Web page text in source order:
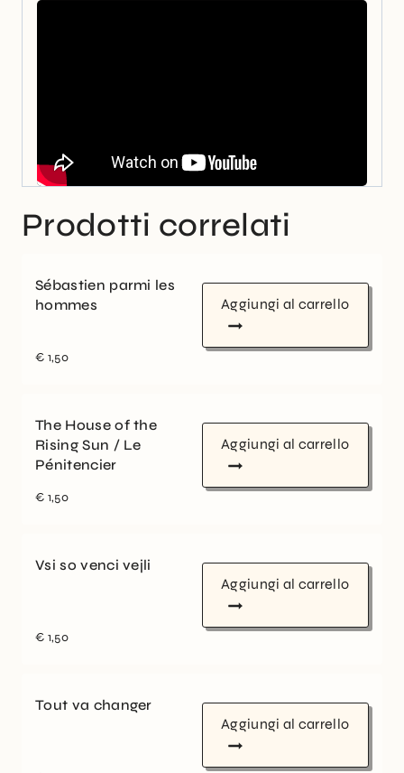
Prodotti correlati
Sébastien parmi les
hommes
€ 1,50
Aggiungi al carrello
The House of the
Rising Sun / Le
Pénitencier
€ 1,50
Aggiungi al carrello
Vsi so venci vejli
€ 1,50
Aggiungi al carrello
Tout va changer
Aggiungi al carrello